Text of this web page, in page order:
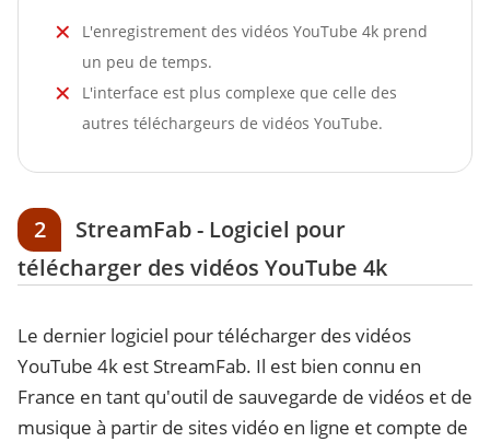
L'enregistrement des vidéos YouTube 4k prend
un peu de temps.
L'interface est plus complexe que celle des
autres téléchargeurs de vidéos YouTube.
2
StreamFab - Logiciel pour
télécharger des vidéos YouTube 4k
Le dernier logiciel pour télécharger des vidéos
YouTube 4k est StreamFab. Il est bien connu en
France en tant qu'outil de sauvegarde de vidéos et de
musique à partir de sites vidéo en ligne et compte de